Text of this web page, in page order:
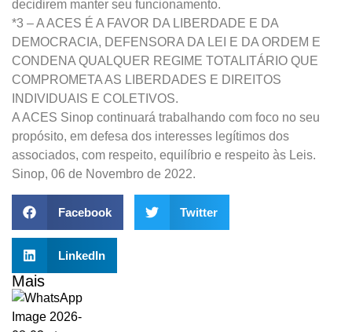
decidirem manter seu funcionamento.
*3 – A ACES É A FAVOR DA LIBERDADE E DA
DEMOCRACIA, DEFENSORA DA LEI E DA ORDEM E
CONDENA QUALQUER REGIME TOTALITÁRIO QUE
COMPROMETA AS LIBERDADES E DIREITOS
INDIVIDUAIS E COLETIVOS.
A ACES Sinop continuará trabalhando com foco no seu
propósito, em defesa dos interesses legítimos dos
associados, com respeito, equilíbrio e respeito às Leis.
Sinop, 06 de Novembro de 2022.
Facebook Twitter
LinkedIn
Mais